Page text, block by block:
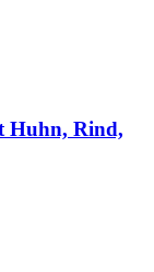
Huhn, Rind,